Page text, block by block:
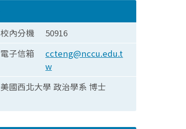
校內分機
50916
電子信箱
ccteng@nccu.edu.t
w
美國西北大學 政治學系 博士